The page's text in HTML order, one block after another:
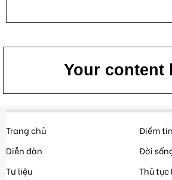
Your content
Trang chủ
Diễn đàn
Tư liệu
Điểm tin
Đời
Thủ tục